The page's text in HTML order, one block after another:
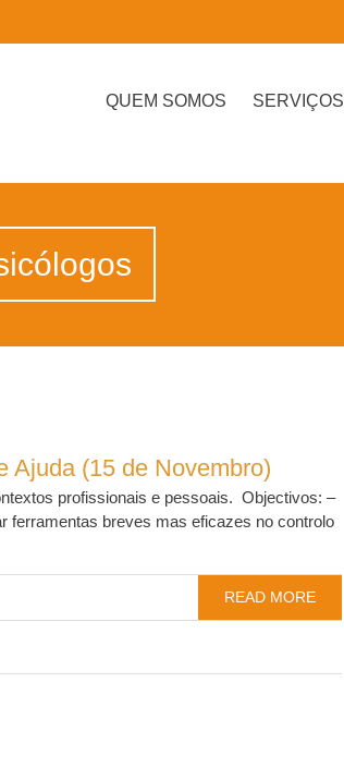
QUEM SOMOS SERVIÇOS
Ajuda (15 de Novembro)
profissionais e pessoais. Objectivos: –
ferramentas breves mas eficazes no controlo
READ MORE